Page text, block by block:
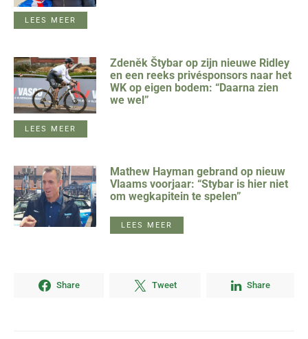
LEES MEER
Zdeněk Štybar op zijn nieuwe Ridley
en een reeks privésponsors naar het
WK op eigen bodem: “Daarna zien
we wel”
LEES MEER
Mathew Hayman gebrand op nieuw
Vlaams voorjaar: “Stybar is hier niet
om wegkapitein te spelen”
LEES MEER
Share Tweet Share